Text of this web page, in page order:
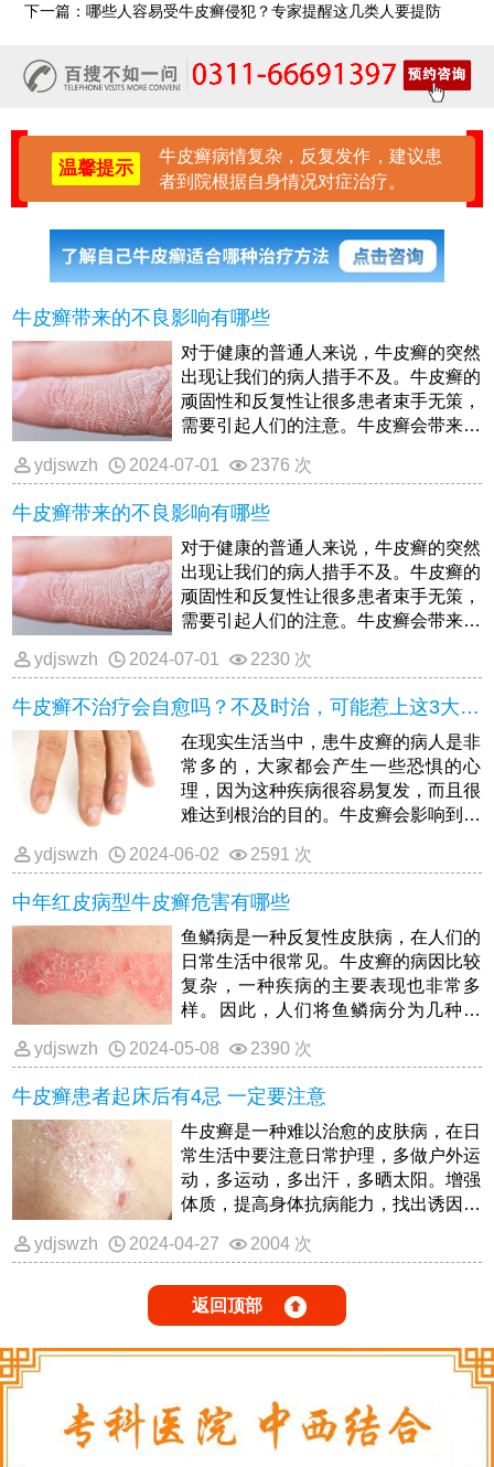
下一篇：哪些人容易受牛皮癣侵犯？专家提醒这几类人要提防
温馨提示
牛皮癣病情复杂，反复发作，建议患
者到院根据自身情况对症治疗。
牛皮癣带来的不良影响有哪些
对于健康的普通人来说，牛皮癣的突然
出现让我们的病人措手不及。牛皮癣的
顽固性和反复性让很多患者束手无策，
需要引起人们的注意。牛皮癣会带来什
ydjswzh 2024-07-01 2376 次
牛皮癣带来的不良影响有哪些
对于健康的普通人来说，牛皮癣的突然
出现让我们的病人措手不及。牛皮癣的
顽固性和反复性让很多患者束手无策，
需要引起人们的注意。牛皮癣会带来什
ydjswzh 2024-07-01 2230 次
牛皮癣不治疗会自愈吗？不及时治，可能惹上这3大麻烦
在现实生活当中，患牛皮癣的病人是非
常多的，大家都会产生一些恐惧的心
理，因为这种疾病很容易复发，而且很
难达到根治的目的。牛皮癣会影响到病
碍，那么就会对病人的生活和工作造成
相当大的负面影响。牛皮癣病虽然是一
种顽固性皮肤疾病，但还是有很多人会
误认为这只是一种普通的皮肤疾病，不
需要采取治疗也会自愈的。
ydjswzh 2024-06-02 2591 次
中年红皮病型牛皮癣危害有哪些
鱼鳞病是一种反复性皮肤病，在人们的
日常生活中很常见。牛皮癣的病因比较
复杂，一种疾病的主要表现也非常多
样。因此，人们将鱼鳞病分为几种类
牛皮癣和红皮病。这一次，人们关键是
掌握红皮病鱼鳞病，这种类型比较少
见。可是如果病发都是不分年纪的，因
而成年人群都是极有可能身患红皮病型
鱼鳞病的。
ydjswzh 2024-05-08 2390 次
牛皮癣患者起床后有4忌 一定要注意
牛皮癣是一种难以治愈的皮肤病，在日
常生活中要注意日常护理，多做户外运
动，多运动，多出汗，多晒太阳。增强
体质，提高身体抗病能力，找出诱因，
治疗，避免染发、纹身等各种强烈的物
饮食要合理，不要挑食，避免吸烟和适
量饮酒，
ydjswzh 2024-04-27 2004 次
返回顶部